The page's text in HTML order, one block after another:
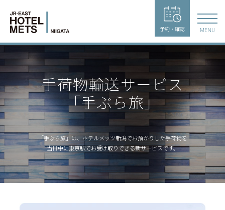
予約・確認 MENU
手荷物輸送サービス
「手ぶら旅」
「手ぶら旅」は、ホテルメッツ新潟でお預かりした手荷物を
当日中に東京駅でお受け取りできる新サービスです。